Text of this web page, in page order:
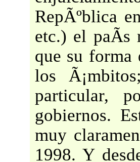
RepÃºblica
etc.) el paÃ­s
que su
los
particular,
gobiernos.
muy
1998. Y